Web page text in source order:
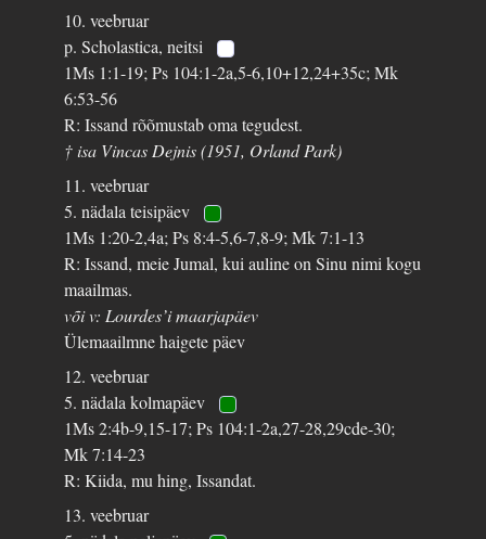
10. veebruar
p. Scholastica, neitsi
1Ms 1:1-19; Ps 104:1-2a,5-6,10+12,24+35c; Mk
6:53-56
R: Issand rõõmustab oma tegudest.
† isa Vincas Dejnis (1951, Orland Park)
11. veebruar
5. nädala teisipäev
1Ms 1:20-2,4a; Ps 8:4-5,6-7,8-9; Mk 7:1-13
R: Issand, meie Jumal, kui auline on Sinu nimi kogu
maailmas.
või v: Lourdes’i maarjapäev
Ülemaailmne haigete päev
12. veebruar
5. nädala kolmapäev
1Ms 2:4b-9,15-17; Ps 104:1-2a,27-28,29cde-30;
Mk 7:14-23
R: Kiida, mu hing, Issandat.
13. veebruar